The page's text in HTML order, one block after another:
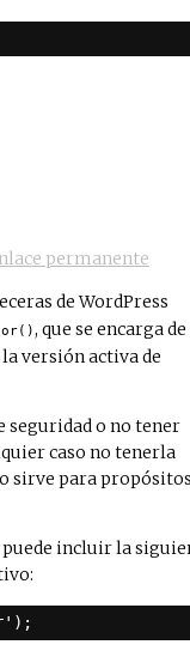
permanente
de WordPress
, que se encarga de
versión activa de
seguridad o no tener
caso no tenerla
sirve para propósitos
puede incluir la